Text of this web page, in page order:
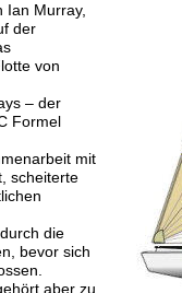
Ian Murray,
der
von
– der
Formel
mit
scheiterte
die
bevor sich
aber zu